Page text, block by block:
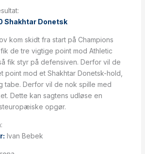
Shakhtar Donetsk
kom skidt fra start på Champions
de tre vigtige point mod Athletic
fik styr på defensiven. Derfor vil de
mod et Shakhtar Donetsk-hold,
tabe. Derfor vil de nok spille med
Dette kan sagtens udløse en
opgør.
Ivan Bebek